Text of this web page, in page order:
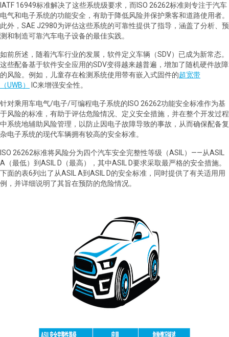
IATF 16949标准解决了这些系统级要求，而ISO 26262标准则专注于汽车
电气和电子系统的功能安全，有助于降低风险并保护乘客和道路使用者。
此外，SAE J2980为评估这些系统的可靠性提供了指导，涵盖了分析、预
测和制造可靠汽车电子设备的最佳实践。
如前所述，随着汽车行业的发展，软件定义车辆（SDV）已成为新常态。
这些配备基于软件安全应用的SDV变得越来越普遍，增加了随机硬件故障
的风险。例如，儿童存在检测系统使用带有嵌入式固件的超宽带
（UWB）
IC来增强安全性。
针对乘用车电气/电子/可编程电子系统的ISO 26262功能安全标准作为基
于风险的标准，有助于评估危险情况、定义安全措施，并在整个开发过程
中系统地辅助风险管理，以防止因电子故障导致的事故，从而确保配备复
杂电子系统的现代车辆拥有较高的安全标准。
ISO 26262标准将风险分为四个汽车安全完整性等级（ASIL）——从ASIL
A（最低）到ASIL D（最高），其中ASIL D要求采取最严格的安全措施。
下面的表6列出了从ASIL A到ASIL D的安全标准，同时提供了有关适用用
例，并详细说明了其旨在预防的危险情况。